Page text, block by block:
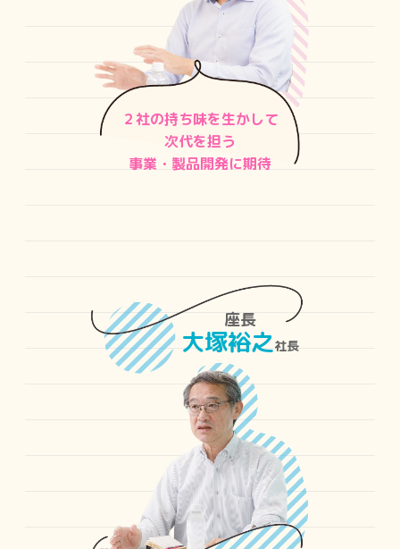
２社の持ち味を生かして
次代を担う
事業・製品開発に期待
座長
大塚裕之社長